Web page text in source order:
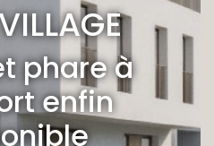
phare à
enfin